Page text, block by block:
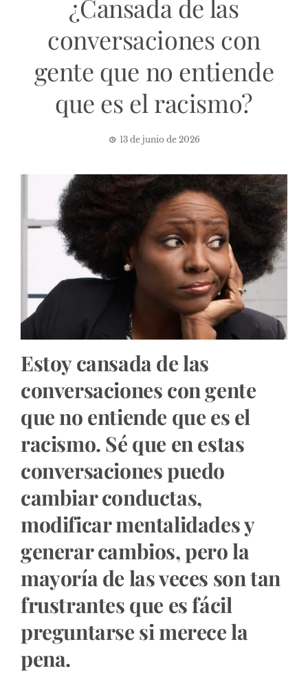
¿Cansada de las
conversaciones con
gente que no entiende
que es el racismo?
13 de junio de 2026
Estoy cansada de las
conversaciones con gente
que no entiende que es el
racismo. Sé que en estas
conversaciones puedo
cambiar conductas,
modificar mentalidades y
generar cambios, pero la
mayoría de las veces son tan
frustrantes que es fácil
preguntarse si merece la
pena.